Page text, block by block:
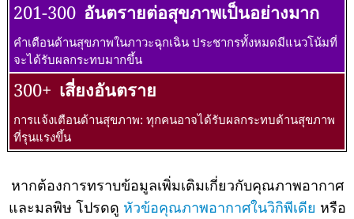
201-300 อันตรายต่อสุขภาพเป็นอย่างมาก
คำเตือนด้านสุขภาพในภาวะฉุกเฉิน ประชากรทั้งหมดมีแนวโน้มที่
จะได้รับผลกระทบมากขึ้น
300+ เสี่ยงอันตราย
การแจ้งเตือนด้านสุขภาพ: ทุกคนอาจได้รับผลกระทบด้านสุขภาพ
ที่รุนแรงขึ้น
หากต้องการทราบข้อมูลเพิ่มเติมเกี่ยวกับคุณภาพอากาศ
และมลพิษ โปรดดู หัวข้อคุณภาพอากาศในวิกิพีเดีย หรือ